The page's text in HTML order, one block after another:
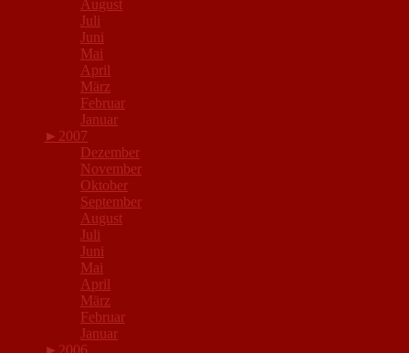
August
Juli
Juni
Mai
April
März
Februar
Januar
► 2007
Dezember
November
Oktober
September
August
Juli
Juni
Mai
April
März
Februar
Januar
► 2006